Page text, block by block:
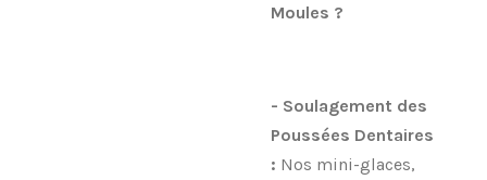
Moules ?
- Soulagement des
Poussées Dentaires
: Nos mini-glaces,